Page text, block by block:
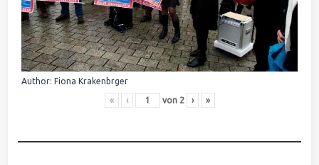
Author: Fiona Krakenbrger
« ‹ von 2 › »